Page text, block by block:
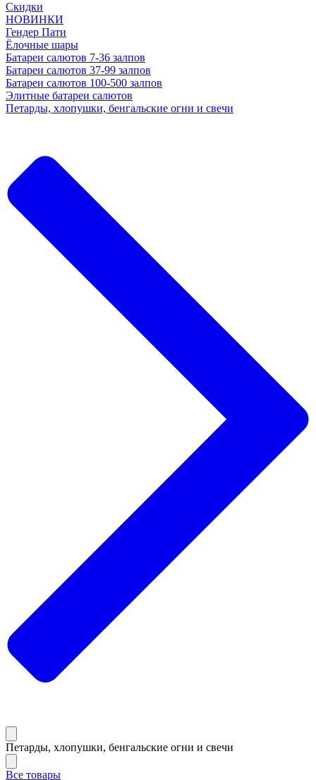
Скидки
НОВИНКИ
Гендер Пати
Ёлочные шары
Батареи салютов 7-36 залпов
Батареи салютов 37-99 залпов
Батареи салютов 100-500 залпов
Элитные батареи салютов
Петарды, хлопушки, бенгальские огни и свечи
Петарды, хлопушки, бенгальские огни и свечи
Все товары